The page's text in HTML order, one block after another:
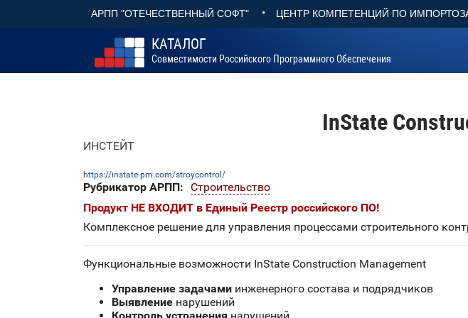
АРПП "ОТЕЧЕСТВЕННЫЙ СОФТ" • ЦЕНТР КОМПЕТЕНЦИЙ ПО
КАТАЛОГ
Совместимости Российского Программного Обеспечения
InState
ИНСТЕЙТ
https://instate-pm.com/stroycontrol/
Рубрикатор АРПП:
Строительство
Продукт НЕ ВХОДИТ в Единый Реестр российского ПО!
Комплексное решение для управления процессами строительного
Функциональные возможности InState Construction Management
Управление задачами инженерного состава и подрядчиков
Выявление нарушений